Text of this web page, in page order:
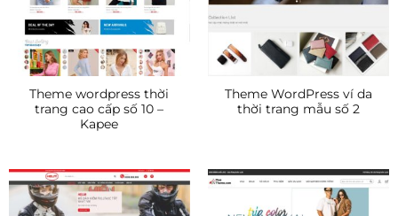
Theme wordpress thời
trang cao cấp số 10 –
Kapee
Theme WordPress ví da
thời trang mẫu số 2